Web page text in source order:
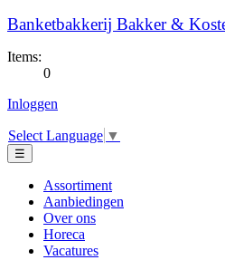
Banketbakkerij Bakker &
Items:
0
Inloggen
Select Language ▼
☰
Assortiment
Aanbiedingen
Over ons
Horeca
Vacatures